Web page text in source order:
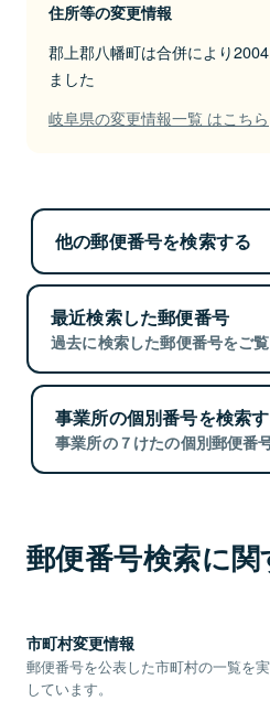
住所等の変更情報
郡上郡八幡町は合併により
ました
岐阜県の変更情報一覧 はこちら
他の郵便番号を検索する
最近検索した郵便番号
過去に検索した郵便番号をご覧
事業所の個別番号を検索
事業所の７けたの個別郵便番
郵便番号検索に
市町村変更情報
郵便番号を公表した市町村の一覧を
しています。